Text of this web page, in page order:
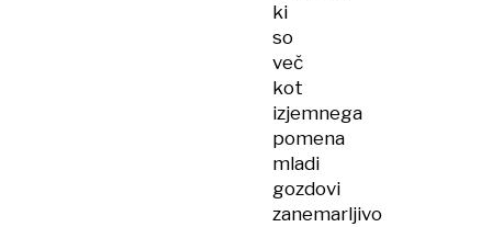
ki
so
več
kot
izjemnega
pomena
mladi
gozdovi
zanemarljivo